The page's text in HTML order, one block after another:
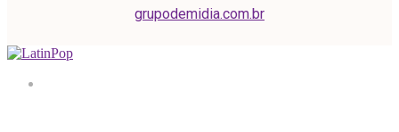
grupodemidia.com.br